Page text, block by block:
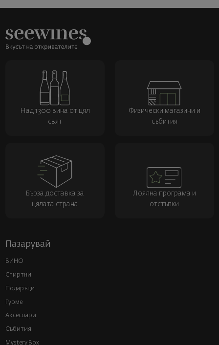
Над 1300 вина от цял
свят
Физически магазини и
събития
Бърза доставка за
цялата страна
Лоялна програма и
отстъпки
Пазарувай
ВИНО
Спиртни
Подаръци
Гурме
Аксесоари
Събития
Mystery Box